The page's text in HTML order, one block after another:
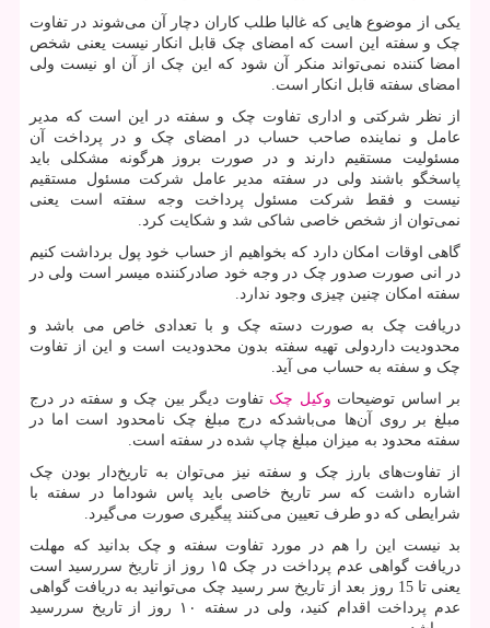
یکی از موضوع هایی که غالبا طلب کاران دچار آن می‌شوند در تفاوت
چک و سفته این است که امضای چک قابل انکار نیست یعنی شخص
امضا کننده نمی‌تواند منکر آن شود که این چک از آن او نیست ولی
امضای سفته قابل انکار است.
از نظر شرکتی و اداری تفاوت چک و سفته در این است که مدیر
عامل و نماینده صاحب حساب در امضای چک و در پرداخت آن
مسئولیت مستقیم دارند و در صورت بروز هرگونه مشکلی باید
پاسخگو باشند ولی در سفته مدیر عامل شرکت مسئول مستقیم
نیست و فقط شرکت مسئول پرداخت وجه سفته است یعنی
نمی‌توان از شخص خاصی شاکی شد و شکایت کرد.
گاهی اوقات امکان دارد که بخواهیم از حساب خود پول برداشت کنیم
در انی صورت صدور چک در وجه خود صادرکننده میسر است ولی در
سفته امکان چنین چیزی وجود ندارد.
دریافت چک به صورت دسته چک و با تعدادی خاص می باشد و
محدودیت داردولی تهیه سفته بدون محدودیت است و این از تفاوت
چک و سفته به حساب می آید.
بر اساس توضیحات وکیل چک تفاوت دیگر بین چک و سفته در درج
مبلغ بر روی آن‌ها می‌باشدکه درج مبلغ چک نامحدود است اما در
سفته محدود به میزان مبلغ چاپ شده در سفته است.
از تفاوت‌های بارز چک و سفته نیز می‌توان به تاریخ‌دار بودن چک
اشاره داشت که سر تاریخ خاصی باید پاس شوداما در سفته با
شرایطی که دو طرف تعیین می‌کنند پیگیری صورت می‌گیرد.
بد نیست این را هم در مورد تفاوت سفته و چک بدانید که مهلت
دریافت گواهی عدم پرداخت در چک ۱۵ روز از تاریخ سررسید است
یعنی تا 15 روز بعد از تاریخ سر رسید چک می‌توانید به دریافت گواهی
عدم پرداخت اقدام کنید، ولی در سفته ۱۰ روز از تاریخ سررسید